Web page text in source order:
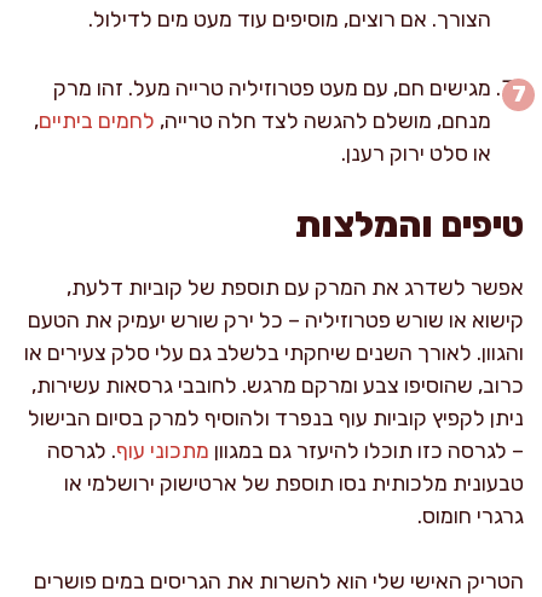
הצורך. אם רוצים, מוסיפים עוד מעט מים לדילול.
מגישים חם, עם מעט פטרוזיליה טרייה מעל. זהו מרק
מנחם, מושלם להגשה לצד חלה טרייה, לחמים ביתיים,
או סלט ירוק רענן.
טיפים והמלצות
אפשר לשדרג את המרק עם תוספת של קוביות דלעת,
קישוא או שורש פטרוזיליה – כל ירק שורש יעמיק את הטעם
והגוון. לאורך השנים שיחקתי בלשלב גם עלי סלק צעירים או
כרוב, שהוסיפו צבע ומרקם מרגש. לחובבי גרסאות עשירות,
ניתן לקפיץ קוביות עוף בנפרד ולהוסיף למרק בסיום הבישול
– לגרסה כזו תוכלו להיעזר גם במגוון מתכוני עוף. לגרסה
טבעונית מלכותית נסו תוספת של ארטישוק ירושלמי או
גרגרי חומוס.
הטריק האישי שלי הוא להשרות את הגריסים במים פושרים